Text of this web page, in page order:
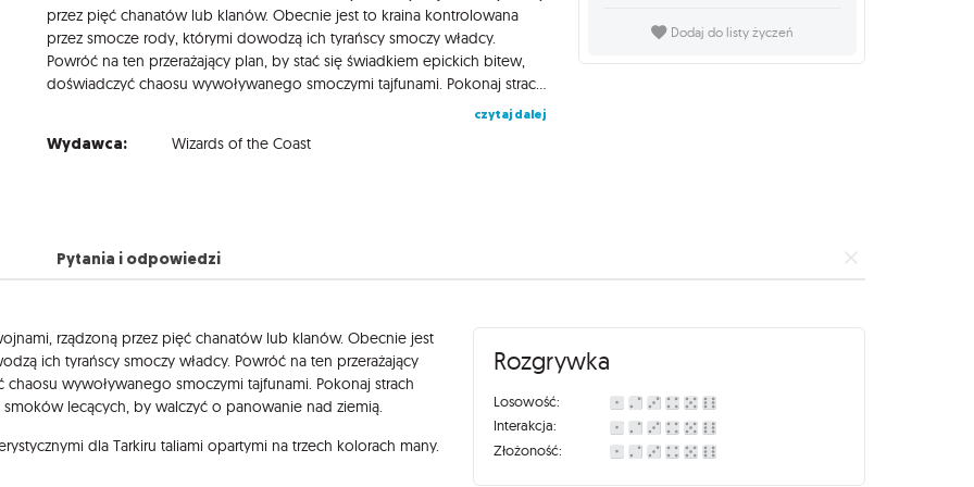
przez pięć chanatów lub klanów. Obecnie jest to kraina kontrolowana
przez smocze rody, którymi dowodzą ich tyrańscy smoczy władcy.
Powróć na ten przerażający plan, by stać się świadkiem epickich bitew,
czytaj dalej
Wydawca: Wizards of the Coast
Dodaj do listy życzeń
Pytania i odpowiedzi
rządzoną przez pięć chanatów lub klanów. Obecnie jest
ich tyrańscy smoczy władcy. Powróć na ten przerażający
wywoływanego smoczymi tajfunami. Pokonaj strach
lecących, by walczyć o panowanie nad ziemią.
dla Tarkiru taliami opartymi na trzech kolorach many.
Rozgrywka
Losowość:
Interakcja:
Złożoność: